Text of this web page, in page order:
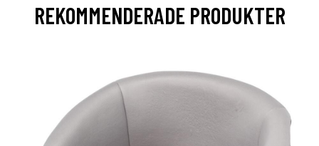
REKOMMENDERADE PRODUKTER